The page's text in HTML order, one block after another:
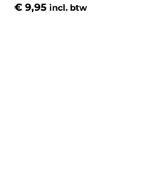
€ 9,95 incl. btw